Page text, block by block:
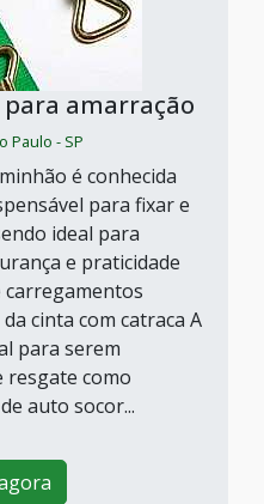
amarração
Paulo - SP
é conhecida
para fixar e
ideal para
e praticidade
cinta com catraca A
para serem
resgate como
auto socor...